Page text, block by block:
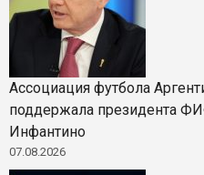
Ассоциация футбола
поддержала президента
Инфантино
07.08.2026